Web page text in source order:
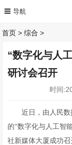
首页 >综合 >
“数字化与人
研讨会召开
时间
近日，由人民
的“数字化与人工智
社新媒体大厦成功召